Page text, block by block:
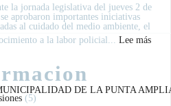
DE LA PUNTA
y
trabajo
la jornada legislativa del jueves 2 de
aprobaron importantes iniciativas
al cuidado del medio ambiente, el
a la labor policial... Lee más:
(5)